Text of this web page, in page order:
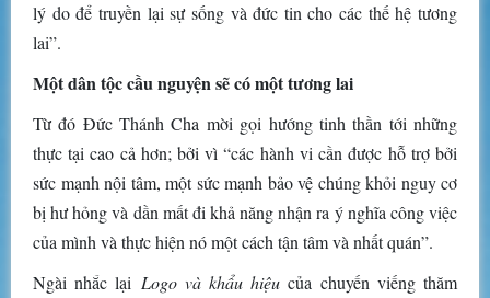
lý do để truyền lại sự sống và đức tin cho các thế hệ tương
lai”.
Một dân tộc cầu nguyện sẽ có một tương lai
Từ đó Đức Thánh Cha mời gọi hướng tinh thần tới những
thực tại cao cả hơn; bởi vì “các hành vi cần được hỗ trợ bởi
sức mạnh nội tâm, một sức mạnh bảo vệ chúng khỏi nguy cơ
bị hư hỏng và dần mất đi khả năng nhận ra ý nghĩa công việc
của mình và thực hiện nó một cách tận tâm và nhất quán”.
Ngài nhắc lại Logo và khẩu hiệu của chuyến viếng thăm